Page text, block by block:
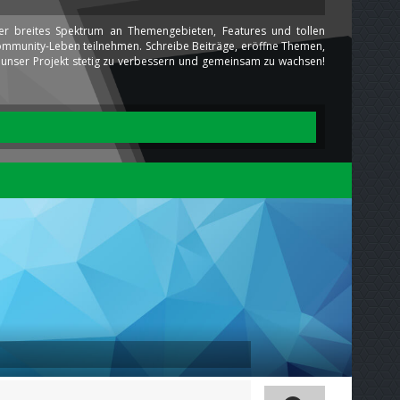
Spektrum an Themengebieten, Features und tollen
Leben teilnehmen. Schreibe Beiträge, eröffne Themen,
Projekt stetig zu verbessern und gemeinsam zu wachsen!